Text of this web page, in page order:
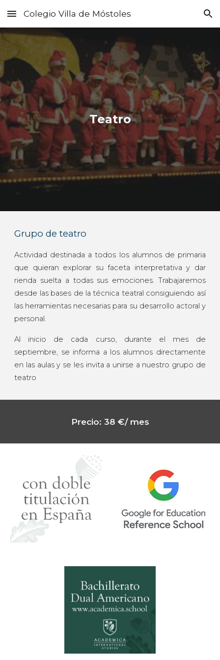
Skip to main content Skip to navigation
Colegio Villa de Móstoles
Teatro
Grupo de teatro
Actividad destinada a todos los alumnos de primaria
que quieran explorar su faceta interpretativa y dar
rienda suelta a todas sus emociones. Trabajaremos
desde las bases de la técnica teatral consiguiendo así
las herramientas necesarias para su desarrollo actoral y
personal.
Al inicio de cada curso, durante el mes de
septiembre, se informa a los alumnos directamente
en las aulas y se les invita a unirse a nuestro grupo de
teatro
Precio: 38 €/ mes